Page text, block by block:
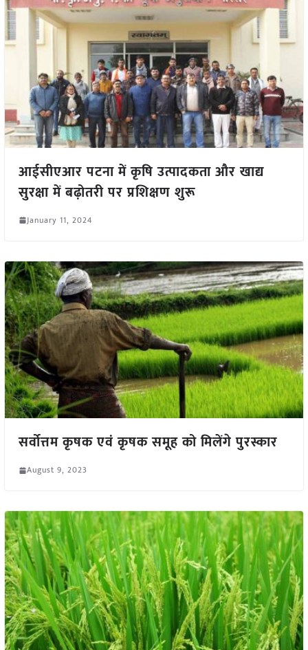
आईसीएआर पटना में कृषि उत्पादकता और खाद्य
सुरक्षा में बढ़ोतरी पर प्रशिक्षण शुरू
January 11, 2024
सर्वोत्तम कृषक एवं कृषक समूह को मिलेंगे पुरस्कार
August 9, 2023